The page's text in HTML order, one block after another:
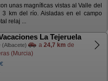
unas magníficas vistas al Valle del
3 km del río. Aisladas en el campo
relaj ...
La Tejeruela
(Albacete) a 24,7 km de
(Murcia)